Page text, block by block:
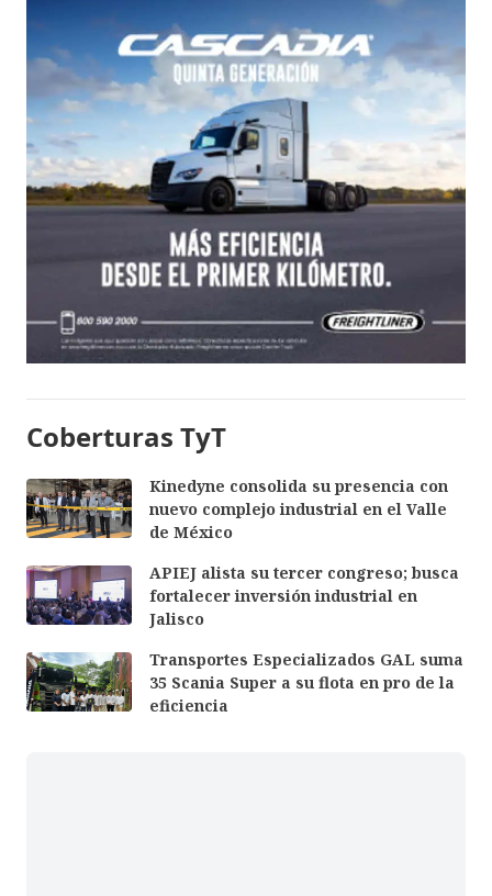
Coberturas TyT
Kinedyne consolida su presencia con
nuevo complejo industrial en el Valle
de México
APIEJ alista su tercer congreso; busca
fortalecer inversión industrial en
Jalisco
Transportes Especializados GAL suma
35 Scania Super a su flota en pro de la
eficiencia